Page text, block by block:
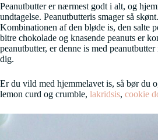
Peanutbutter er nærmest godt i alt, og
undtagelse. Peanutbutteris smager så
Kombinationen af den bløde is, den salte
bitre chokolade og knasende peanuts er
peanutbutter, er denne is med
dig.
Er du vild med hjemmelavet is, så bør du
lemon curd og crumble, lakridsis, cookie